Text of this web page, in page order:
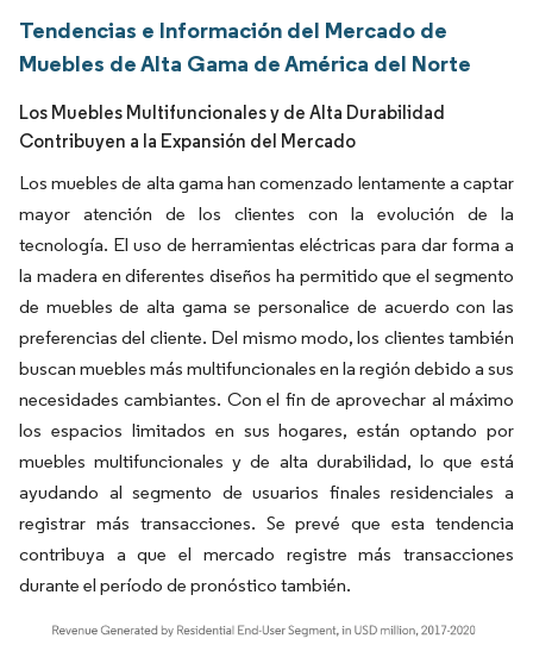
Tendencias e Información del Mercado de
Muebles de Alta Gama de América del Norte
Los Muebles Multifuncionales y de Alta Durabilidad
Contribuyen a la Expansión del Mercado
Los muebles de alta gama han comenzado lentamente a captar
mayor atención de los clientes con la evolución de la
tecnología. El uso de herramientas eléctricas para dar forma a
la madera en diferentes diseños ha permitido que el segmento
de muebles de alta gama se personalice de acuerdo con las
preferencias del cliente. Del mismo modo, los clientes también
buscan muebles más multifuncionales en la región debido a sus
necesidades cambiantes. Con el fin de aprovechar al máximo
los espacios limitados en sus hogares, están optando por
muebles multifuncionales y de alta durabilidad, lo que está
ayudando al segmento de usuarios finales residenciales a
registrar más transacciones. Se prevé que esta tendencia
contribuya a que el mercado registre más transacciones
durante el período de pronóstico también.